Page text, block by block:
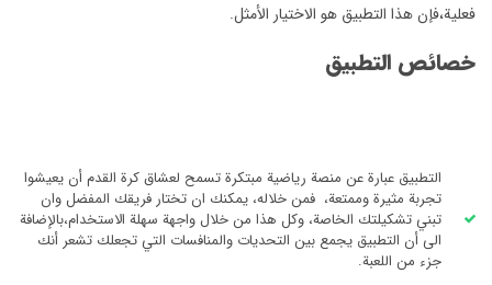
فعلية،فإن هذا التطبيق هو الاختيار الأمثل.
خصائص التطبيق
التطبيق عبارة عن منصة رياضية مبتكرة تسمح لعشاق كرة القدم أن يعيشوا
تجربة مثيرة وممتعة، فمن خلاله، يمكنك ان تختار فريقك المفضل وان
تبني تشكيلتك الخاصة، وكل هذا من خلال واجهة سهلة الاستخدام،بالإضافة
الى أن التطبيق يجمع بين التحديات والمنافسات التي تجعلك تشعر أنك
جزء من اللعبة.